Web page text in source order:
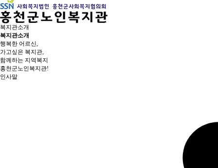
복지관소개
복지관소개
행복한 어르신,
가고싶은 복지관,
함께하는 지역복지
홍천군노인복지관!
인사말